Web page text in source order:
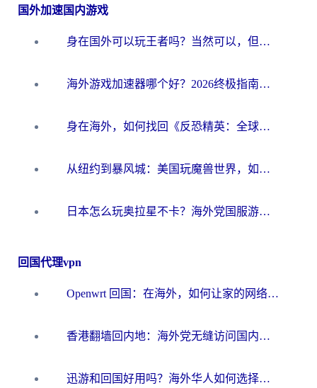
国外加速国内游戏
身在国外可以玩王者吗？当然可以，但你需要这份“加速”指南
海外游戏加速器哪个好？2026终极指南帮你畅玩国服+解决卡顿难题
身在海外，如何找回《反恐精英：全球攻势》国服的丝滑手感？一份给你的终极指南
从纽约到暴风城：美国玩魔兽世界，如何找到你的最佳网络航线
日本怎么玩奥拉星不卡？海外党国服游戏加速器选择全攻略
回国代理vpn
Openwrt 回国：在海外，如何让家的网络触手可及
香港翻墙回内地：海外党无缝访问国内资源的加速器选择全攻略
迅游和回国好用吗？海外华人如何选择靠谱的回国加速器